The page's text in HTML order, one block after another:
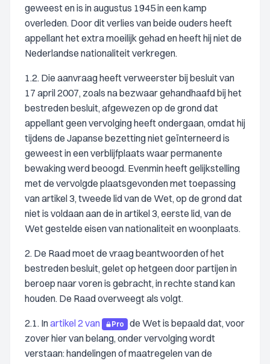
geweest en is in augustus 1945 in een kamp
overleden. Door dit verlies van beide ouders heeft
appellant het extra moeilijk gehad en heeft hij niet de
Nederlandse nationaliteit verkregen.
1.2. Die aanvraag heeft verweerster bij besluit van
17 april 2007, zoals na bezwaar gehandhaafd bij het
bestreden besluit, afgewezen op de grond dat
appellant geen vervolging heeft ondergaan, omdat hij
tijdens de Japanse bezetting niet geïnterneerd is
geweest in een verblijfplaats waar permanente
bewaking werd beoogd. Evenmin heeft gelijkstelling
met de vervolgde plaatsgevonden met toepassing
van artikel 3, tweede lid van de Wet, op de grond dat
niet is voldaan aan de in artikel 3, eerste lid, van de
Wet gestelde eisen van nationaliteit en woonplaats.
2. De Raad moet de vraag beantwoorden of het
bestreden besluit, gelet op hetgeen door partijen in
beroep naar voren is gebracht, in rechte stand kan
houden. De Raad overweegt als volgt.
2.1. Inartikel 2 van Pro
de Wet is bepaald dat, voor
zover hier van belang, onder vervolging wordt
verstaan: handelingen of maatregelen van de